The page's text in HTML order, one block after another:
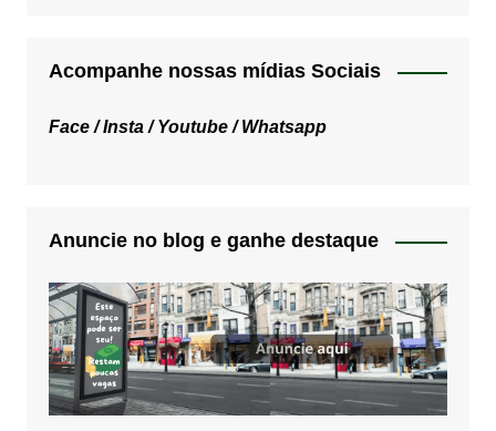
Acompanhe nossas mídias Sociais
Face /Insta /Youtube /Whatsapp
Anuncie no blog e ganhe destaque